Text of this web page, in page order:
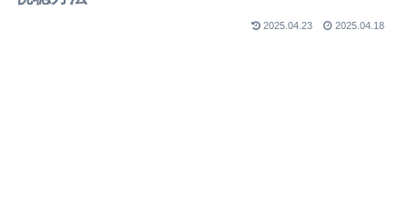
2025.04.23 2025.04.18